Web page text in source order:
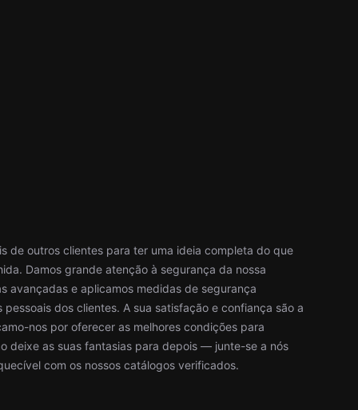
de outros clientes para ter uma ideia completa do que
Damos grande atenção à segurança da nossa
avançadas e aplicamos medidas de segurança
dos clientes. A sua satisfação e confiança são a
nos por oferecer as melhores condições para
deixe as suas fantasias para depois — junte-se a nós
com os nossos catálogos verificados.